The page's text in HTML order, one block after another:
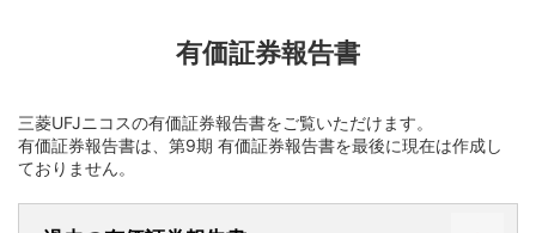
有価証券報告書
三菱UFJニコスの有価証券報告書をご覧いただけます。
有価証券報告書は、第9期 有価証券報告書を最後に現在は作成し
ておりません。